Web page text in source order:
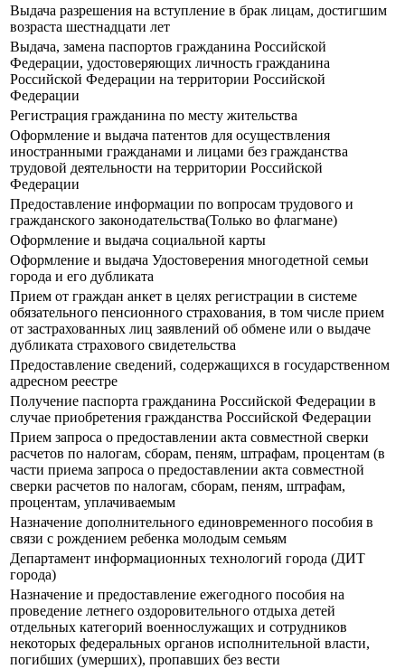
Выдача разрешения на вступление в брак лицам, достигшим
возраста шестнадцати лет
Выдача, замена паспортов гражданина Российской
Федерации, удостоверяющих личность гражданина
Российской Федерации на территории Российской
Федерации
Регистрация гражданина по месту жительства
Оформление и выдача патентов для осуществления
иностранными гражданами и лицами без гражданства
трудовой деятельности на территории Российской
Федерации
Предоставление информации по вопросам трудового и
гражданского законодательства(Только во флагмане)
Оформление и выдача социальной карты
Оформление и выдача Удостоверения многодетной семьи
города и его дубликата
Прием от граждан анкет в целях регистрации в системе
обязательного пенсионного страхования, в том числе прием
от застрахованных лиц заявлений об обмене или о выдаче
дубликата страхового свидетельства
Предоставление сведений, содержащихся в государственном
адресном реестре
Получение паспорта гражданина Российской Федерации в
случае приобретения гражданства Российской Федерации
Прием запроса о предоставлении акта совместной сверки
расчетов по налогам, сборам, пеням, штрафам, процентам (в
части приема запроса о предоставлении акта совместной
сверки расчетов по налогам, сборам, пеням, штрафам,
процентам, уплачиваемым
Назначение дополнительного единовременного пособия в
связи с рождением ребенка молодым семьям
Департамент информационных технологий города (ДИТ
города)
Назначение и предоставление ежегодного пособия на
проведение летнего оздоровительного отдыха детей
отдельных категорий военнослужащих и сотрудников
некоторых федеральных органов исполнительной власти,
погибших (умерших), пропавших без вести